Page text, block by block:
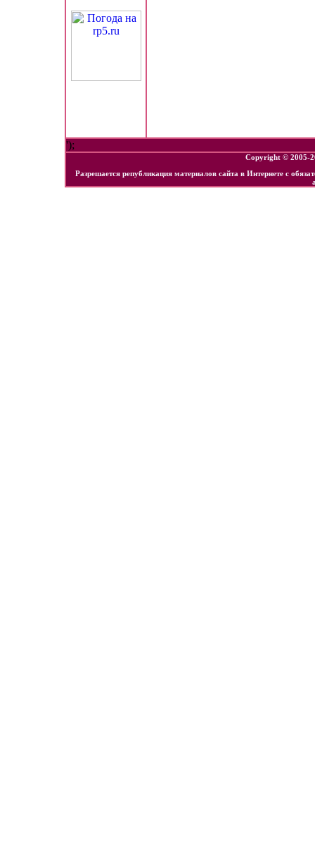
');
Copyright © 2005-
Разрешается републикация материалов сайта в Интернете с